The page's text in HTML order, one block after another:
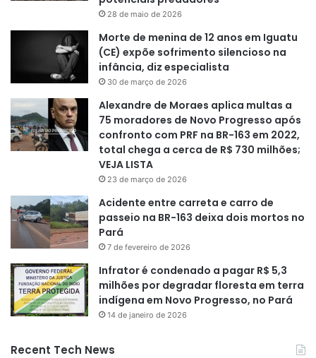
28 de maio de 2026
Morte de menina de 12 anos em Iguatu
(CE) expõe sofrimento silencioso na
infância, diz especialista
30 de março de 2026
Alexandre de Moraes aplica multas a
75 moradores de Novo Progresso após
confronto com PRF na BR-163 em 2022,
total chega a cerca de R$ 730 milhões;
VEJA LISTA
23 de março de 2026
Acidente entre carreta e carro de
passeio na BR-163 deixa dois mortos no
Pará
7 de fevereiro de 2026
Infrator é condenado a pagar R$ 5,3
milhões por degradar floresta em terra
indígena em Novo Progresso, no Pará
14 de janeiro de 2026
Recent Tech News